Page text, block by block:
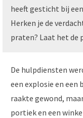
heeft gesticht bij
Herken je de
praten? Laat het de
De hulpdiensten
een explosie en een
raakte gewond,
portiek en een